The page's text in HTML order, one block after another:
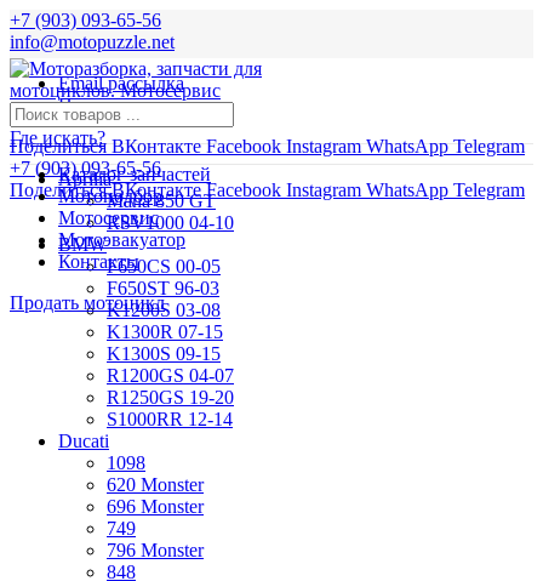
+7 (903) 093-65-56
info@motopuzzle.net
Email рассылка
Новости
Поделиться ВКонтакте Facebook Instagram WhatsApp Telegram
+7 (903) 093-65-56
Поделиться ВКонтакте Facebook Instagram WhatsApp Telegram
Где искать?
Aprilia
Mana 850 GT
RSV1000 04-10
BMW
F650CS 00-05
F650ST 96-03
K1200S 03-08
K1300R 07-15
K1300S 09-15
R1200GS 04-07
R1250GS 19-20
S1000RR 12-14
Ducati
1098
620 Monster
696 Monster
749
796 Monster
848
Каталог запчастей
Мотоподбор
Мотосервис
Мотоэвакуатор
Контакты
Продать мотоцикл